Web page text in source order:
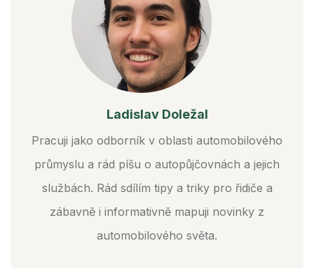
Ladislav Doležal
Pracuji jako odborník v oblasti automobilového
průmyslu a rád píšu o autopůjčovnách a jejich
službách. Rád sdílím tipy a triky pro řidiče a
zábavně i informativně mapuji novinky z
automobilového světa.